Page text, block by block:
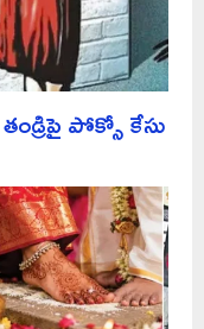
పోక్సో కేసు